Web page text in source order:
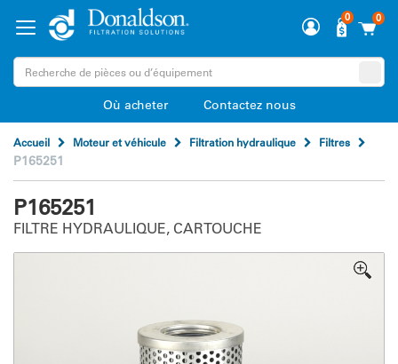
0
0
Où acheter Contactez nous
Accueil Moteur et véhicule Filtration hydraulique Filtres
P165251
P165251
FILTRE HYDRAULIQUE, CARTOUCHE